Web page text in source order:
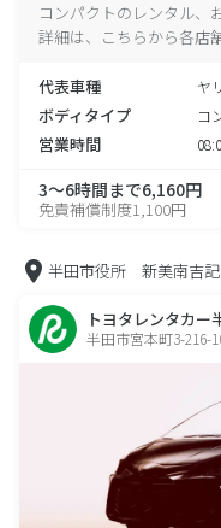
コンパクトのレンタル、
詳細は、こちらから各店
代表車種 ヤ
ボディタイプ コ
営業時間
3～6時間まで6,160円
免責補償制度1,100円
半田市役所 新美南吉記
トヨタレンタカー
半田市宮本町3-216-